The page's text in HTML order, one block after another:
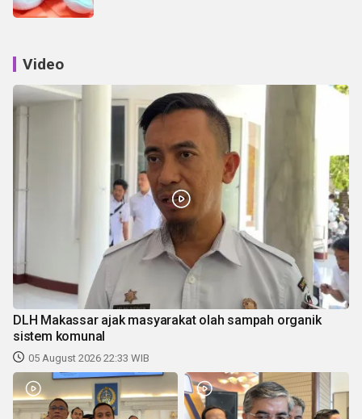
Video
DLH Makassar ajak masyarakat olah sampah organik
sistem komunal
05 August 2026 22:33 WIB